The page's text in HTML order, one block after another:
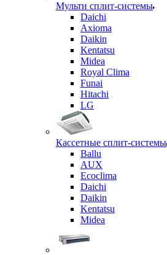
Мульти сплит-системы
Daichi
Axioma
Daikin
Kentatsu
Midea
Royal Clima
Funai
Hitachi
LG
Кассетные сплит-системы
Ballu
AUX
Ecoclima
Daichi
Daikin
Kentatsu
Midea